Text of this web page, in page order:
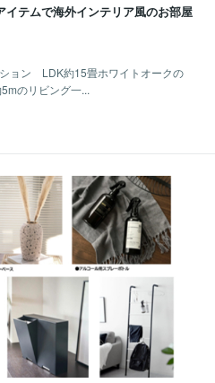
テムで海外インテリア風のお部屋
ション LDK約15畳ホワイトオークの
のリビング一...